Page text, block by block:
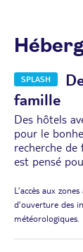
SPLASH
famille
Des hôtels
pour le
recherche
est pensé
L’accès aux
d’ouverture des
météorologiques.